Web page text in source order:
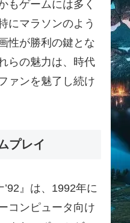
もゲームには多く
にマラソンのよう
性が勝利の鍵とな
らの魅力は、時代
ァンを魅了し続け
プレイ
’92』は、1992年に
コンピュータ向け